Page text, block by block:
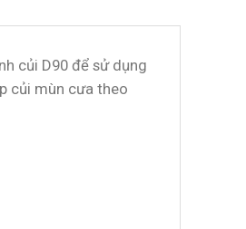
củi D90 để sử dụng
củi mùn cưa theo